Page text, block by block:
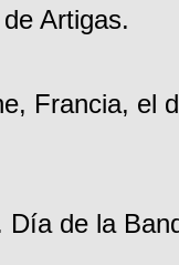
Artigas.
Francia, el
Día de la